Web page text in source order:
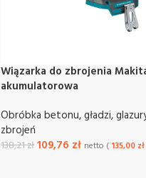
Wiązarka do zbrojenia
akumulatorowa
Obróbka betonu, gładzi,
zbrojeń
138,21zł109,76 zł netto ( 135,00 zł